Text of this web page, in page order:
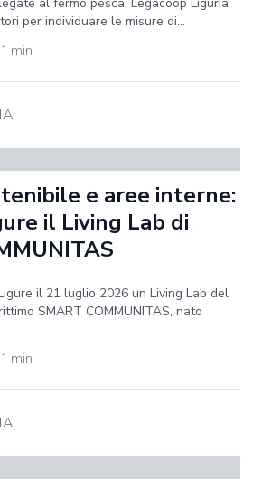
per individuare le misure di...
1 min
e aree interne:
il Living Lab di
il 21 luglio 2026 un Living Lab del
SMART COMMUNITAS, nato
1 min